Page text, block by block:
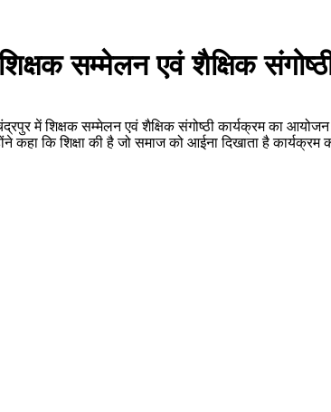
सम्मेलन एवं शैक्षिक
में शिक्षक सम्मेलन एवं शैक्षिक संगोष्ठी कार्यक्रम का
कहा कि शिक्षा की है जो समाज को आईना दिखाता है